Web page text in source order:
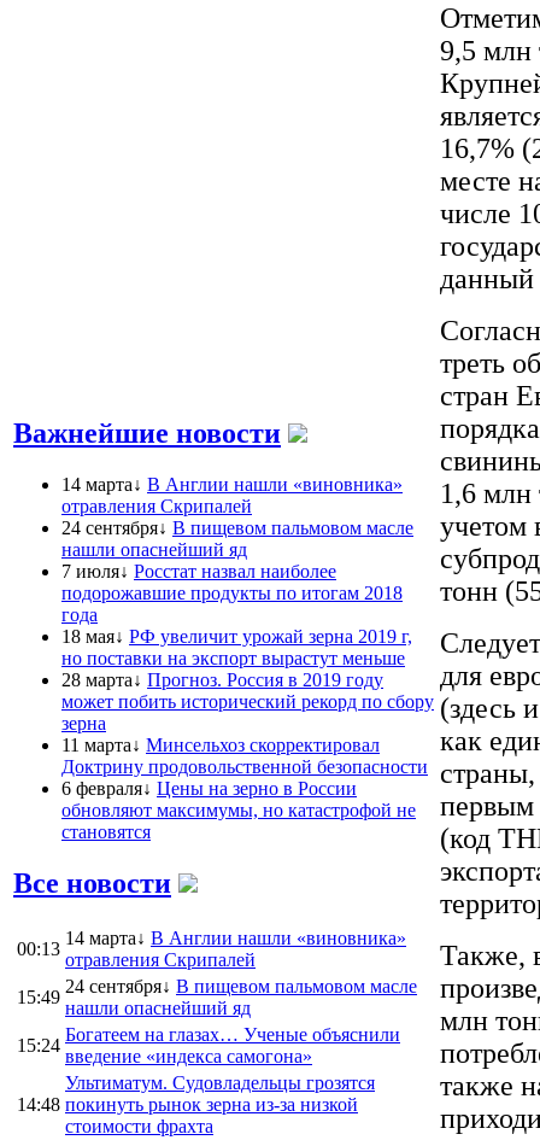
Важнейшие новости
14 марта↓ В Англии нашли «виновника»
отравления Скрипалей
24 сентября↓ В пищевом пальмовом масле
нашли опаснейший яд
7 июля↓ Росстат назвал наиболее
подорожавшие продукты по итогам 2018
года
18 мая↓ РФ увеличит урожай зерна 2019 г,
но поставки на экспорт вырастут меньше
28 марта↓ Прогноз. Россия в 2019 году
может побить исторический рекорд по сбору
зерна
11 марта↓ Минсельхоз скорректировал
Доктрину продовольственной безопасности
6 февраля↓ Цены на зерно в России
обновляют максимумы, но катастрофой не
становятся
Все новости
00:13
14 марта↓ В Англии нашли «виновника»
отравления Скрипалей
15:49
24 сентября↓ В пищевом пальмовом масле
нашли опаснейший яд
15:24
Богатеем на глазах… Ученые объяснили
введение «индекса самогона»
14:48
Ультиматум. Судовладельцы грозятся
покинуть рынок зерна из-за низкой
стоимости фрахта
9,5 млн
16,7%
месте
числе
данный
треть
стран
1,6 млн
учетом
тонн
для
(здесь
как
первым
(код
Также,
млн
также